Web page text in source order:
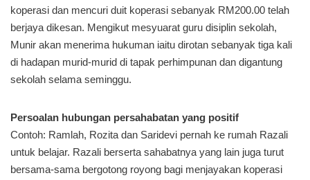
koperasi dan mencuri duit koperasi sebanyak RM200.00 telah
berjaya dikesan. Mengikut mesyuarat guru disiplin sekolah,
Munir akan menerima hukuman iaitu dirotan sebanyak tiga kali
di hadapan murid-murid di tapak perhimpunan dan digantung
sekolah selama seminggu.
Persoalan hubungan persahabatan yang positif
Contoh: Ramlah, Rozita dan Saridevi pernah ke rumah Razali
untuk belajar. Razali berserta sahabatnya yang lain juga turut
bersama-sama bergotong royong bagi menjayakan koperasi